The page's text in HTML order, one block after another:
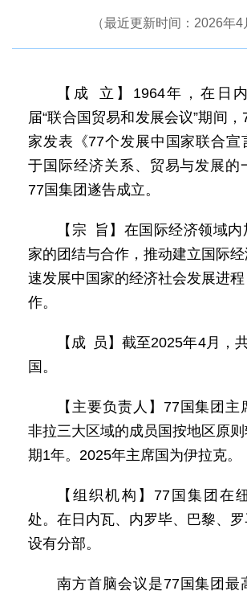
（最近更新时间：2026年4
【成 立】1964年，在日
届“联合国贸易和发展会议”期间
家发表《77个发展中国家联合宣
于国际经济关系、贸易与发展的
77国集团遂告成立。
【宗 旨】在国际经济领域内
家的团结与合作，推动建立国际
速发展中国家的经济社会发展进
作。
【成 员】截至2025年4月，
国。
【主要负责人】77国集团主
非拉三大区域的成员国按地区原
期1年。2025年主席国为伊拉克。
【组织机构】77国集团在
处。在日内瓦、内罗毕、巴黎、
设有分部。
南方首脑会议是77国集团最